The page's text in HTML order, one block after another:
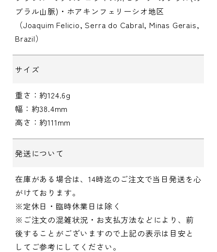
ブラル山脈)・ホアキンフェリーシオ地区
（Joaquim Felicio, Serra do Cabral, Minas Gerais,
Brazil）
サイズ
重さ：約124.6g
幅：約38.4mm
高さ：約111mm
発送について
在庫がある場合は、14時迄のご注文で当日発送を心
がけております。
※定休日・臨時休業日は除く
※ご注文の混雑状況・お支払方法などにより、前
後することがございますので上記の表示は目安と
してご参考にしてください。